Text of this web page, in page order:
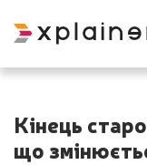
Кінець
що